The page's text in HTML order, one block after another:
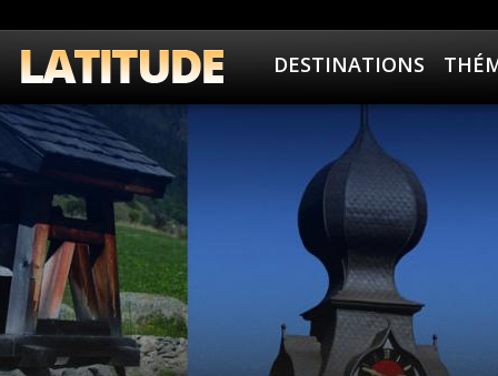
DESTINATIONS